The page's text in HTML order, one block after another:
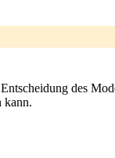
des
kann.